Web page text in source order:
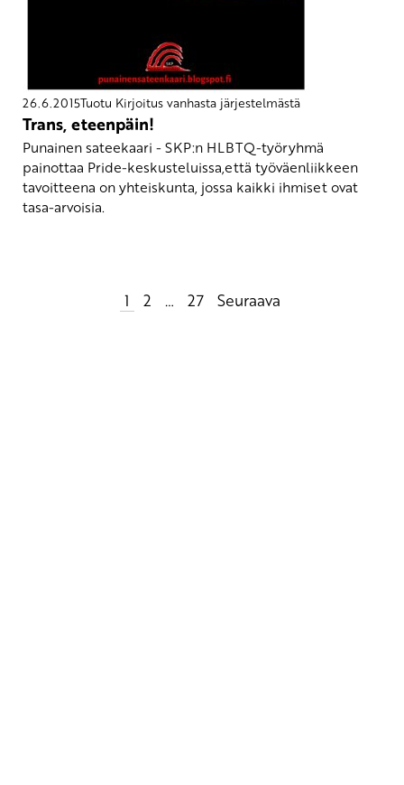
26.6.2015Tuotu Kirjoitus vanhasta järjestelmästä
Trans, eteenpäin!
Punainen sateekaari - SKP:n HLBTQ-työryhmä
painottaa Pride-keskusteluissa,että työväenliikkeen
tavoitteena on yhteiskunta, jossa kaikki ihmiset ovat
tasa-arvoisia.
Artikkelien1 2 … 27 Seuraava